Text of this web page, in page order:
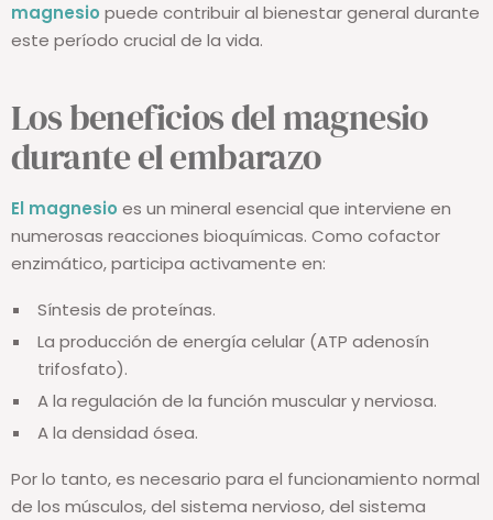
magnesio puede contribuir al bienestar general durante
este período crucial de la vida.
Los beneficios del magnesio
durante el embarazo
El magnesio es un mineral esencial que interviene en
numerosas reacciones bioquímicas. Como cofactor
enzimático, participa activamente en:
Síntesis de proteínas.
La producción de energía celular (ATP adenosín
trifosfato).
A la regulación de la función muscular y nerviosa.
A la densidad ósea.
Por lo tanto, es necesario para el funcionamiento normal
de los músculos, del sistema nervioso, del sistema